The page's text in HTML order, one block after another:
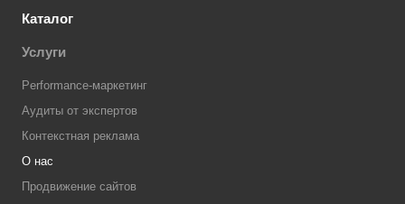
Каталог
Услуги
Performance-маркетинг
Аудиты от экспертов
Контекстная реклама
О нас
Продвижение сайтов